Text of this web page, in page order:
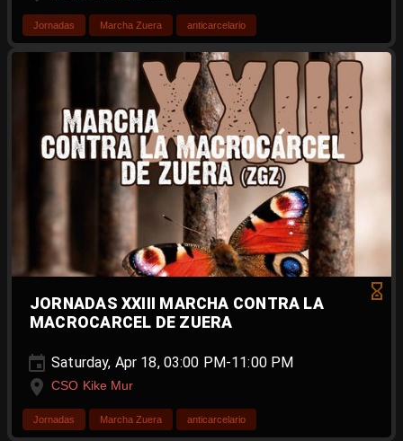
Jornadas Marcha Zuera anticarcelario
JORNADAS XXIII MARCHA CONTRA LA
MACROCARCEL DE ZUERA
Saturday, Apr 18, 03:00 PM-11:00 PM
CSO Kike Mur
Jornadas Marcha Zuera anticarcelario